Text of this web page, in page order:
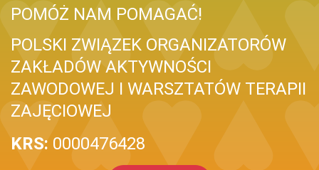
POMÓŻ NAM POMAGAĆ!
POLSKI ZWIĄZEK ORGANIZATORÓW
ZAKŁADÓW AKTYWNOŚCI
ZAWODOWEJ I WARSZTATÓW TERAPII
ZAJĘCIOWEJ
KRS: 0000476428